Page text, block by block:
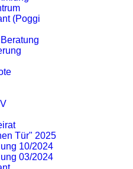
(Poggi
Tür" 2025
10/2024
03/2024